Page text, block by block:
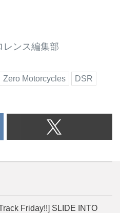
レンス編集部
Zero Motorcycles
DSR
Friday!!] SLIDE INTO